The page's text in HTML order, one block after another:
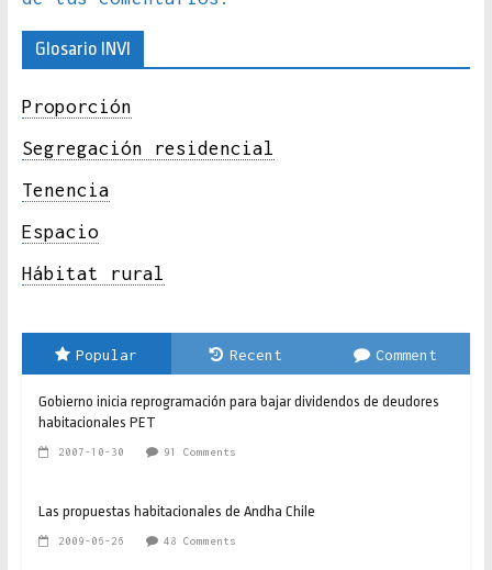
Glosario INVI
Proporción
Segregación residencial
Tenencia
Espacio
Hábitat rural
Popular Recent Comment
Gobierno inicia reprogramación para bajar dividendos de deudores
habitacionales PET
2007-10-30 91 Comments
Las propuestas habitacionales de Andha Chile
2009-06-26 48 Comments